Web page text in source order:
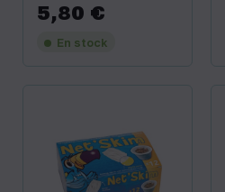
Prix
5,80 €
En stock